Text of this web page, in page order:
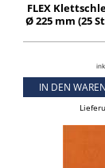
FLEX
Ø 225 mm (25
IN DEN